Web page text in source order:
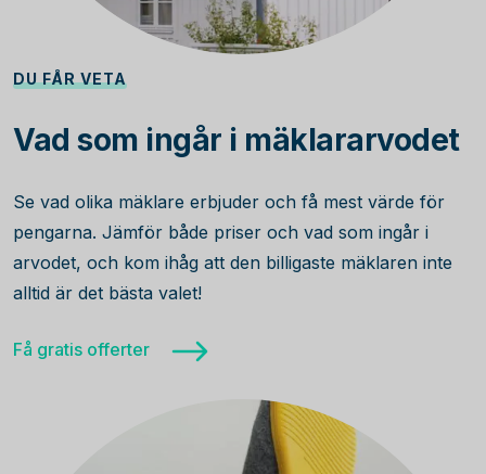
DU FÅR VETA
Vad som ingår i mäklararvodet
Se vad olika mäklare erbjuder och få mest värde för
pengarna. Jämför både priser och vad som ingår i
arvodet, och kom ihåg att den billigaste mäklaren inte
alltid är det bästa valet!
Få gratis offerter